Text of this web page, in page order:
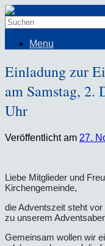
Menu
Einladung zur
am Samstag, 2.
Uhr
Veröffentlicht am 27.
Liebe Mitglieder und
Kirchengemeinde,
die Adventszeit steht
zu unserem
Gemeinsam wollen wir